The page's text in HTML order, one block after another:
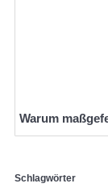
Warum
Schlagwörter